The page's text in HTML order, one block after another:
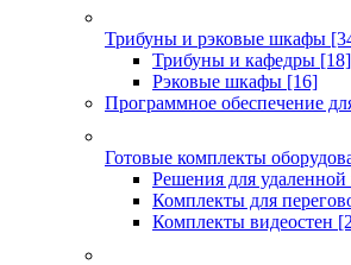
Трибуны и рэковые шкафы
Трибуны и кафедры [18]
Рэковые шкафы [16]
Программное обеспечение
Готовые комплекты
Решения для удаленной
Комплекты для
Комплекты видеостен